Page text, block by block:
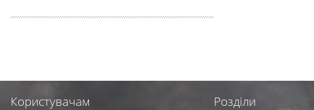
Користувачам Розділи